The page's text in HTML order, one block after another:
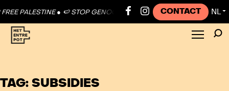
PALESTINE ● 🍉 STOP GENOCIDE 🍉 FREE PALESTINE ● 🍉 STOP
CONTACT NL ▼
TAG: SUBSIDIES